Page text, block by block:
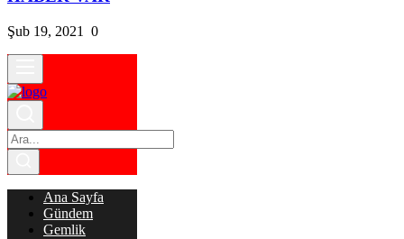
Şub 19, 2021 0
Ana Sayfa
Gündem
Gemlik